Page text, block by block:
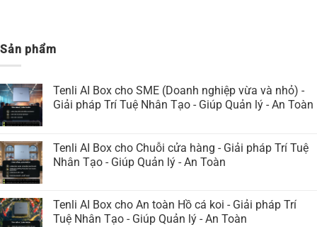
Sản phẩm
Tenli AI Box cho SME (Doanh nghiệp vừa và nhỏ) -
Giải pháp Trí Tuệ Nhân Tạo - Giúp Quản lý - An Toàn
Tenli AI Box cho Chuỗi cửa hàng - Giải pháp Trí Tuệ
Nhân Tạo - Giúp Quản lý - An Toàn
Tenli AI Box cho An toàn Hồ cá koi - Giải pháp Trí
Tuệ Nhân Tạo - Giúp Quản lý - An Toàn